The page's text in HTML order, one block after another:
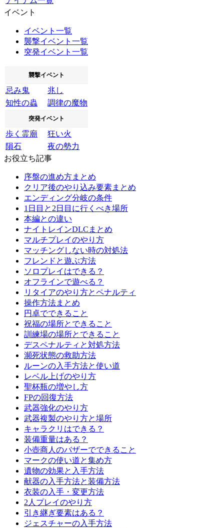
イベント
イベント一覧
襲撃イベント一覧
突発イベント一覧
襲撃イベント
忌み鬼
兆し
知性の蟲
調律の魔物
突発イベント
歩く霊廟
狂い火
隕石
夜の勢力
お役立ち記事
序盤の進め方まとめ
クリア後のやり込み要素まとめ
エンディング分岐の条件
1日目と2日目に行くべき場所
本編との違い
ナイトレインDLCまとめ
マルチプレイのやり方
マッチングしない時の対処法
フレンドと遊ぶ方法
ソロプレイはできる？
オフラインで遊べる？
リタイアのやり方とペナルティ
操作方法まとめ
円卓でできること
祝福の場所とできること
訓練場の場所とできること
デスペナルティと対処方法
瀕死状態の救助方法
ルーンの入手方法と使い道
レベル上げのやり方
聖杯瓶の増やし方
FPの回復方法
武器強化のやり方
武器複製のやり方と場所
キャラクリはできる？
装備重量はある？
小壺商人のバザーでできること
マークの使い道と集め方
遺物の効果と入手方法
献器の入手方法と装備方法
衣装の入手・変更方法
2人プレイのやり方
引き継ぎ要素はある？
ジェスチャーの入手方法